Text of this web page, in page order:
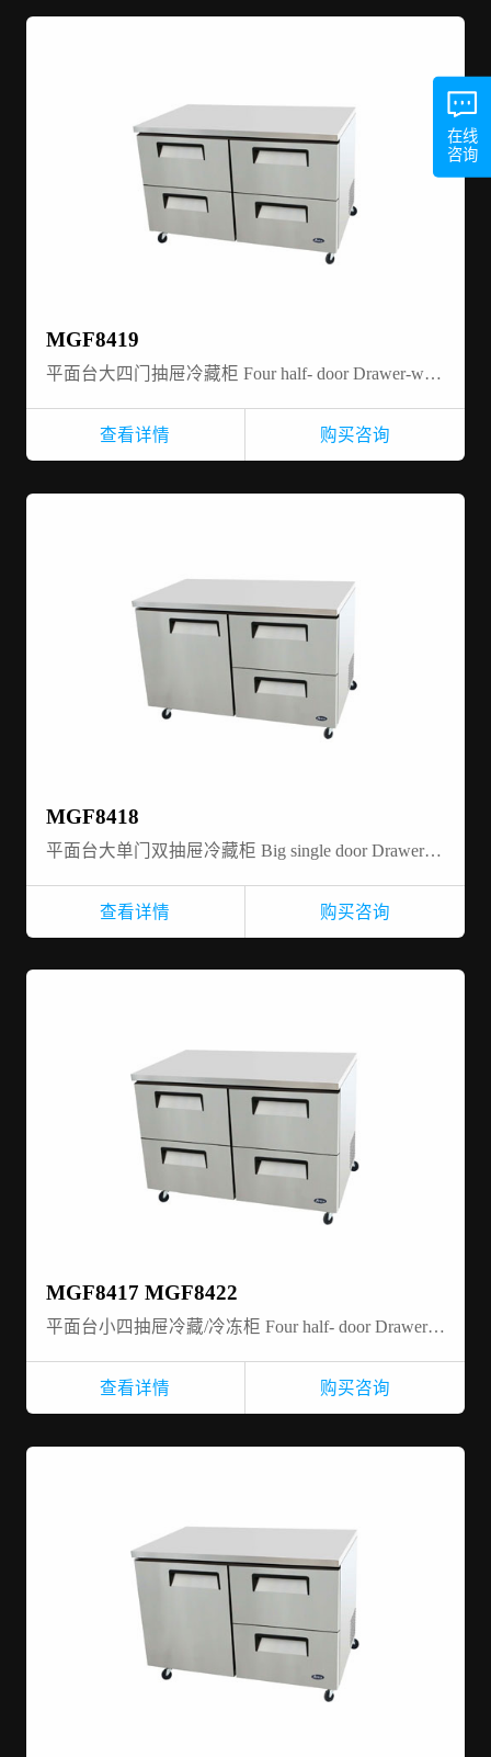
MGF8419
平面台大四门抽屉冷藏柜 Four half- door Drawer-work top-refrigerator
查看详情 购买咨询
MGF8418
平面台大单门双抽屉冷藏柜 Big single door Drawer-Undercounter-refrigerator
查看详情 购买咨询
MGF8417 MGF8422
平面台小四抽屉冷藏/冷冻柜 Four half- door Drawer-Undercounter-refrigerator/freezer
查看详情 购买咨询
在线
咨询